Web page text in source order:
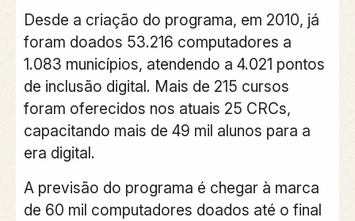
Desde a criação do programa, em 2010, já
foram doados 53.216 computadores a
1.083 municípios, atendendo a 4.021 pontos
de inclusão digital. Mais de 215 cursos
foram oferecidos nos atuais 25 CRCs,
capacitando mais de 49 mil alunos para a
era digital.
A previsão do programa é chegar à marca
de 60 mil computadores doados até o final